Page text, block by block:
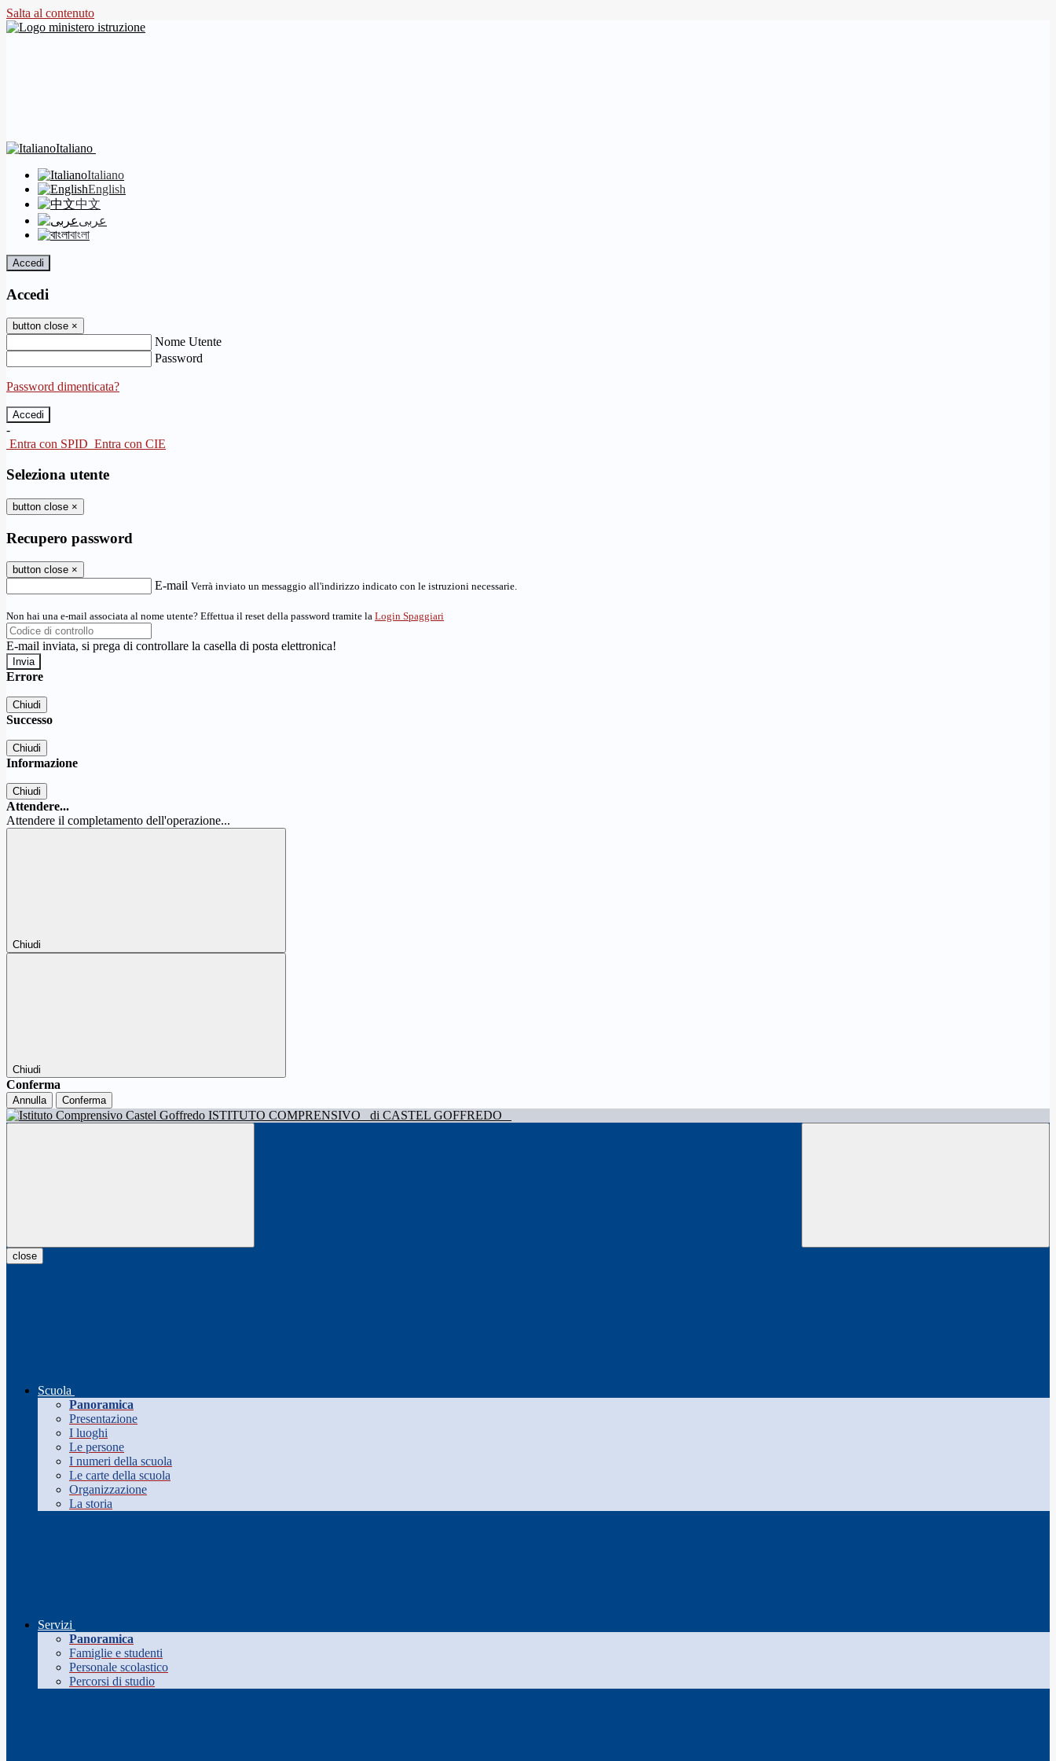
Salta al contenuto
Italiano
Italiano
English
中文
عربى
বাংলা
Accedi
Accedi
button close ×
Nome Utente
Password
Password dimenticata?
-
Entra con SPID Entra con CIE
Seleziona utente
button close ×
Recupero password
button close ×
E-mail Verrà inviato un messaggio all'indirizzo indicato con le istruzioni necessarie.
Non hai una e-mail associata al nome utente? Effettua il reset della password tramite la Login Spaggiari
E-mail inviata, si prega di controllare la casella di posta elettronica!
Errore
Chiudi
Successo
Chiudi
Informazione
Chiudi
Attendere...
Attendere il completamento dell'operazione...
Chiudi
Chiudi
Conferma
Annulla Conferma
ISTITUTO COMPRENSIVO di CASTEL GOFFREDO
close
Scuola
Panoramica
Presentazione
I luoghi
Le persone
I numeri della scuola
Le carte della scuola
Organizzazione
La storia
Servizi
Panoramica
Famiglie e studenti
Personale scolastico
Percorsi di studio